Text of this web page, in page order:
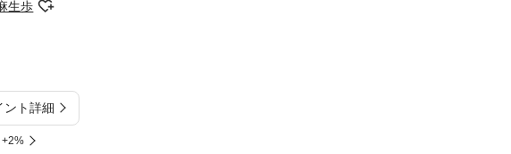
生歩
ント詳細
+2%